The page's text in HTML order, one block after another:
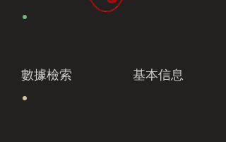
數據檢索 基本信息